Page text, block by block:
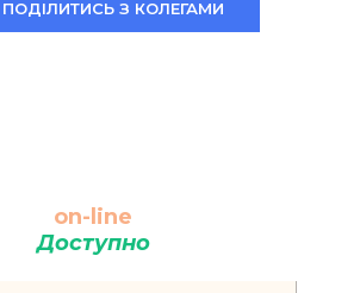
ПОДІЛИТИСЬ З КОЛЕГАМИ
on-line
Доступно